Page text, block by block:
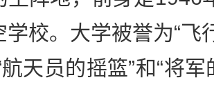
校。大学被誉为“飞
航天员的摇篮”和“将